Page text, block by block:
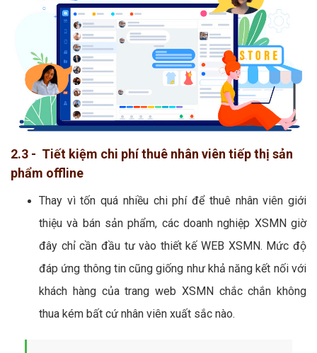
2.3 - Tiết kiệm chi phí thuê nhân viên tiếp thị sản
phẩm offline
Thay vì tốn quá nhiều chi phí để thuê nhân viên giới
thiệu và bán sản phẩm, các doanh nghiệp XSMN giờ
đây chỉ cần đầu tư vào thiết kế WEB XSMN. Mức độ
đáp ứng thông tin cũng giống như khả năng kết nối với
khách hàng của trang web XSMN chắc chắn không
thua kém bất cứ nhân viên xuất sắc nào.